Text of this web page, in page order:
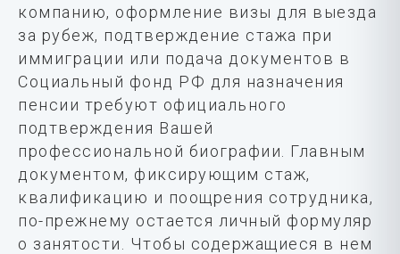
компанию, оформление визы для выезда
за рубеж, подтверждение стажа при
иммиграции или подача документов в
Социальный фонд РФ для назначения
пенсии требуют официального
подтверждения Вашей
профессиональной биографии. Главным
документом, фиксирующим стаж,
квалификацию и поощрения сотрудника,
по-прежнему остается личный формуляр
о занятости. Чтобы содержащиеся в нем